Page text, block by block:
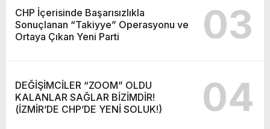
CHP İçerisinde Başarısızlıkla
Sonuçlanan “Takiyye” Operasyonu ve
Ortaya Çıkan Yeni Parti
03
DEĞİŞİMCİLER “ZOOM” OLDU
KALANLAR SAĞLAR BİZİMDİR!
(İZMİR’DE CHP’DE YENİ SOLUK!)
04